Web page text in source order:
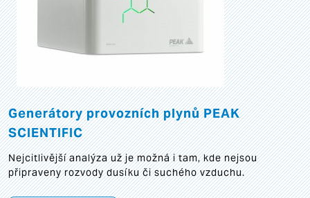
Generátory provozních plynů PEAK
SCIENTIFIC
Nejcitlivější analýza už je možná i tam, kde nejsou
připraveny rozvody dusíku či suchého vzduchu.